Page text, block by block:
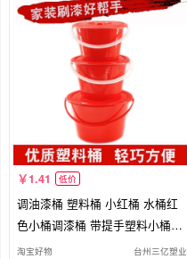
1.41 低价
调油漆桶 塑料桶 小红桶 水桶红
色小桶调漆桶 带提手塑料小桶喜
桶
淘宝好物 台州三亿塑业